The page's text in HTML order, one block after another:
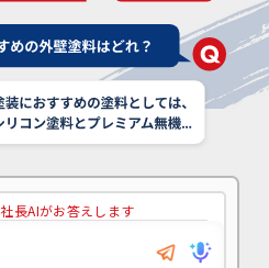
社長AIがお答えします